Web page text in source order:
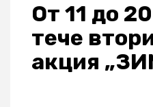
От 11 до
тече
акция